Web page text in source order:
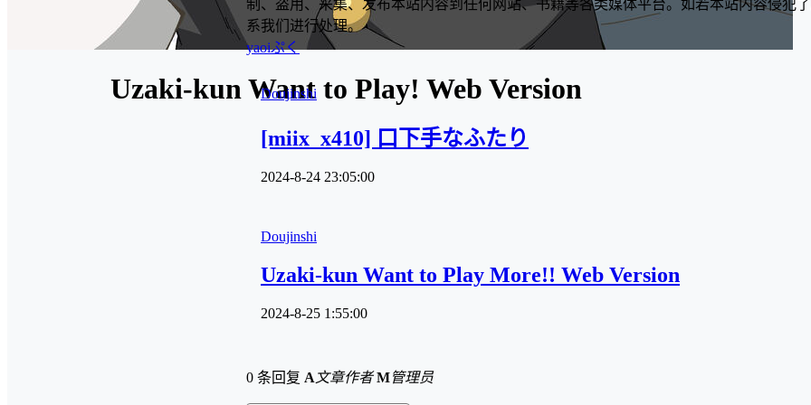
Uzaki-kun Want to Play! Web Version
制、盗用、采集、发布本站内容到任何网站、书籍等各类媒体平台。如若本站内容侵犯
系我们进行处理。
yaoiぷく
Doujinshi
[miix_x410] 口下手なふたり
2024-8-24 23:05:00
Doujinshi
Uzaki-kun Want to Play More!! Web Version
2024-8-25 1:55:00
0 条回复 A 文章作者 M管理员